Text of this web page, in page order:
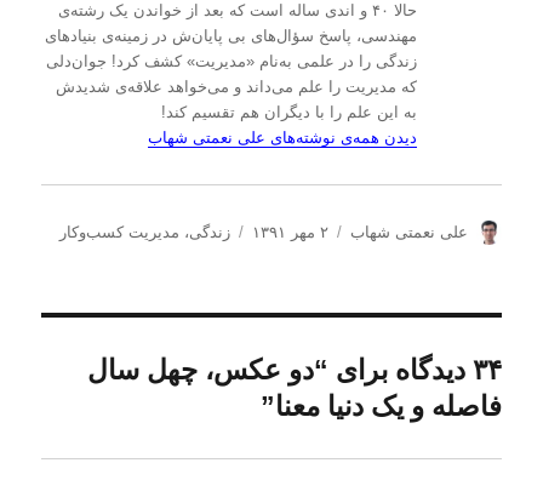
حالا ۴۰ و اندی ساله است که بعد از خواندن یک رشته‌ی
مهندسی، پاسخ سؤال‌های بی پایان‌ش در زمینه‌ی بنیادهای
زندگی را در علمی به‌نام «مدیریت» کشف کرد! جوان‌دلی
که مدیریت را علم می‌داند و می‌خواهد علاقه‌ی شدیدش
به این علم را با دیگران هم تقسیم کند!
دیدن همه‌ی نوشته‌های علی نعمتی شهاب
ن
ه
علی نعمتی شهاب
ا
ش
ر
۲ مهر ۱۳۹۱
دزندگی، مدیریت كسب‌و‌كار
۳۴ دیدگاه برای “دو عکس، چهل سال
فاصله و یک دنیا معنا”